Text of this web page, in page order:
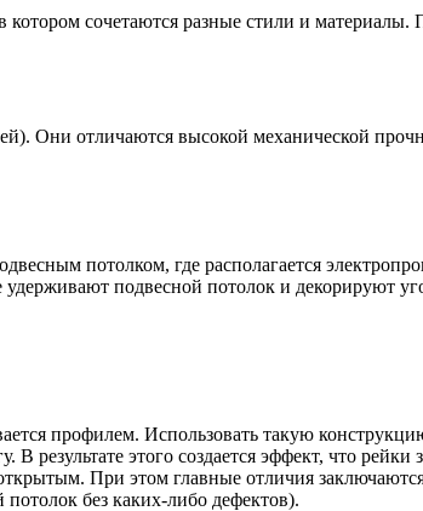
сочетаются разные стили и материалы.
Они отличаются высокой механической
потолком, где располагается
подвесной потолок и декорируют
профилем. Использовать такую
результате этого создается эффект, что
При этом главные отличия
без каких-либо дефектов).